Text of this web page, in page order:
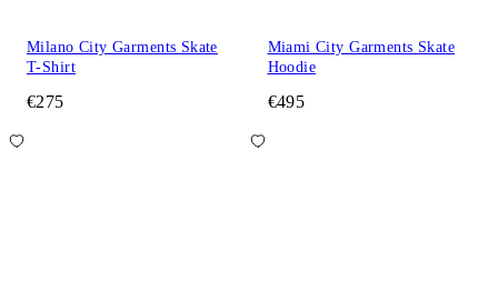
Milano City Garments Skate
T-Shirt
€275
Miami City Garments Skate
Hoodie
€495